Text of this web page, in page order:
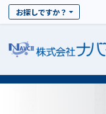
お探しですか？